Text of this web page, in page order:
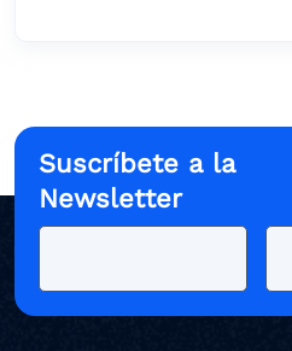
Suscríbete a la
Newsletter